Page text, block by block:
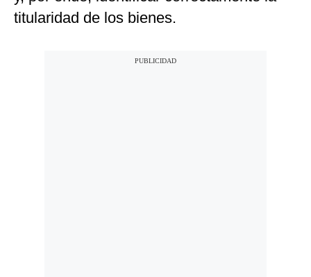
titularidad de los bienes.